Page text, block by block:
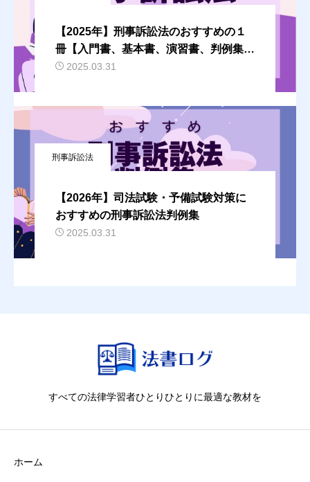
【2025年】刑事訴訟法のおすすめの１
冊【入門書、基本書、演習書、判例集か
ら厳選】
2025.03.31
刑事訴訟法
【2026年】司法試験・予備試験対策に
おすすめの刑事訴訟法判例集
2025.03.31
すべての法律学習者ひとりひとりに最適な教材を
ホーム